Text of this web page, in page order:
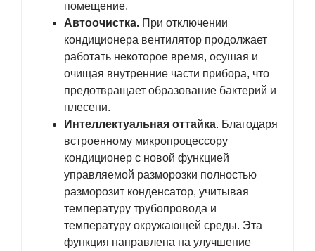
помещение.
Автоочистка. При отключении
кондиционера вентилятор продолжает
работать некоторое время, осушая и
очищая внутренние части прибора, что
предотвращает образование бактерий и
плесени.
Интеллектуальная оттайка. Благодаря
встроенному микропроцессору
кондиционер с новой функцией
управляемой разморозки полностью
разморозит конденсатор, учитывая
температуру трубопровода и
температуру окружающей среды. Эта
функция направлена на улучшение